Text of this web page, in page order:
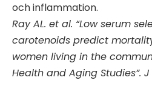
och inflammation.
Ray AL. et al. “Low serum
carotenoids predict
women living in the
Health and Aging Studies”. J